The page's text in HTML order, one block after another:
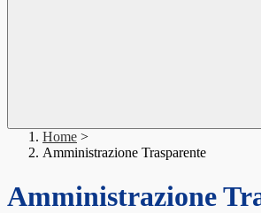
Home >
Amministrazione Trasparente
Amministrazione